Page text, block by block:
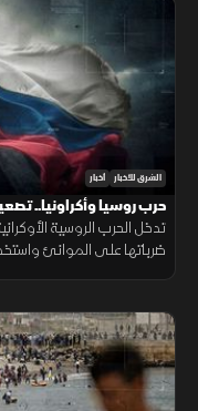
الشرق للأخبار أخبار
حرب روسيا وأكراونيا..
تدخل الحرب الروسية
ضرباتها على الموانئ